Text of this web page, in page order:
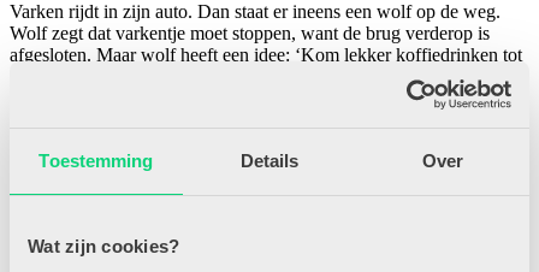
Toestemming Details Over
Wat zijn cookies?
Varken rijdt in zijn auto. Dan staat er ineens een wolf op de weg.
Wolf zegt dat varkentje moet stoppen, want de brug verderop is
afgesloten. Maar wolf heeft een idee: ‘Kom lekker koffiedrinken tot
de brug gemaakt is!’ Varkentje bedenkt zich niet en loopt met wolf
mee naar zijn huis. Daar staat een andere wolf al klaar met koffie.
maar vertelt er niet bij dat hij het bezoek zelf regelt. Als varkentje
tussen varkentje en wolf én bij het verrassende plot.